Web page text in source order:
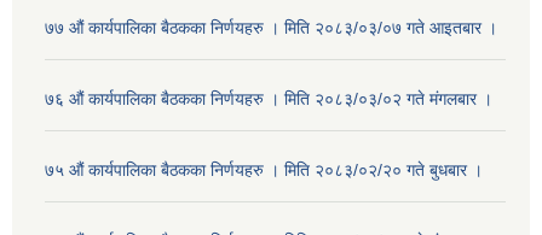
७७ औं कार्यपालिका बैठकका निर्णयहरु । मिति २०८३/०३/०७ गते आइतबार ।
७६ औं कार्यपालिका बैठकका निर्णयहरु । मिति २०८३/०३/०२ गते मंगलबार ।
७५ औं कार्यपालिका बैठकका निर्णयहरु । मिति २०८३/०२/२० गते बुधबार ।